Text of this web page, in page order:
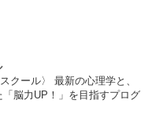
クール〉 最新の心理学と、
脳力UP！」を目指すプログ